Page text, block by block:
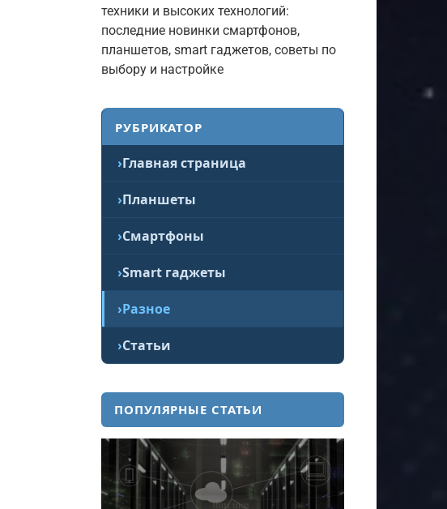
техники и высоких технологий:
последние новинки смартфонов,
планшетов, smart гаджетов, советы по
выбору и настройке
РУБРИКАТОР
Главная страница
Планшеты
Смартфоны
Smart гаджеты
Разное
Статьи
ПОПУЛЯРНЫЕ СТАТЬИ